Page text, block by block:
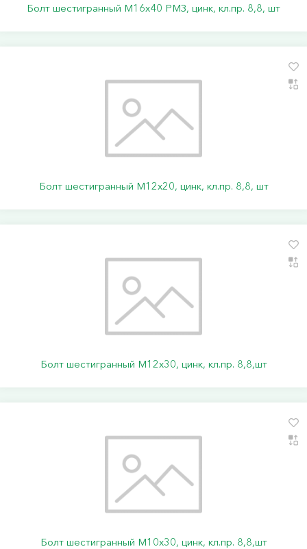
Болт шестигранный М16х40 РМЗ, цинк, кл.пр. 8,8, шт
Болт шестигранный М12х20, цинк, кл.пр. 8,8, шт
Болт шестигранный М12х30, цинк, кл.пр. 8,8,шт
Болт шестигранный М10х30, цинк, кл.пр. 8,8,шт